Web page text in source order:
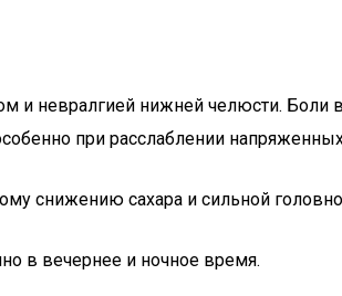
и невралгией нижней челюсти. Боли
при расслаблении
снижению сахара и сильной
в вечернее и ночное время.